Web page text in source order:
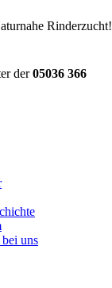
Rinderzucht!
der05036 366
uns